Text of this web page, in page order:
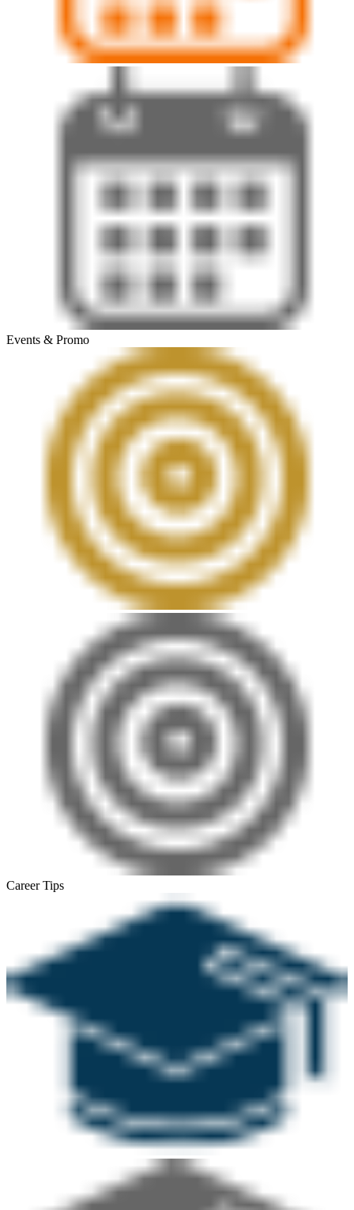
Events & Promo
Career Tips